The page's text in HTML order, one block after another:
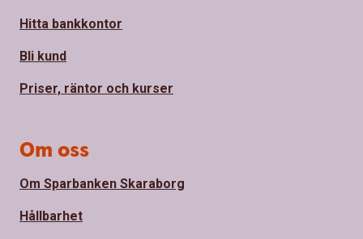
Hitta bankkontor
Bli kund
Priser, räntor och kurser
Om oss
Om Sparbanken Skaraborg
Hållbarhet